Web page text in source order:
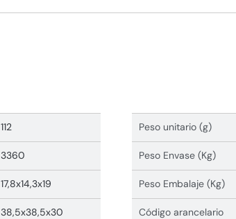
112
3360
17,8x14,3x19
38,5x38,5x30
Peso unitario (g)
Peso Envase (Kg)
Peso Embalaje (Kg)
Código arancelario